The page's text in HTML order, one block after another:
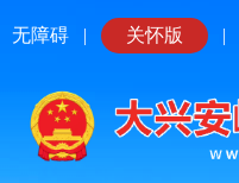
无障碍 | 关怀版 |